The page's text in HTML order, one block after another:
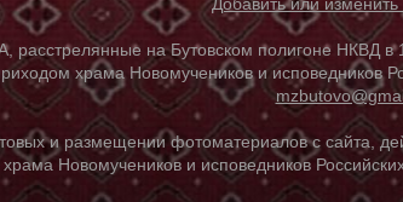
на Бутовском полигоне НКВД в
храма Новомучеников и исповедников
и размещении фотоматериалов с сайта,
Новомучеников и исповедников